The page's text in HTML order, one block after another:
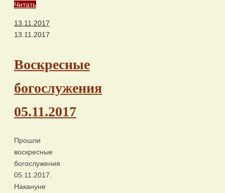
Читать
13.11.2017
13.11.2017
Воскресные
богослужения
05.11.2017
Прошли
воскресные
богослужения
05.11.2017.
Накануне